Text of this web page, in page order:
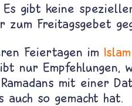
Es gibt keine
zum Freitagsgebet
Feiertagen im Islam
nur Empfehlungen,
Ramadans mit einer
auch so gemacht hat.